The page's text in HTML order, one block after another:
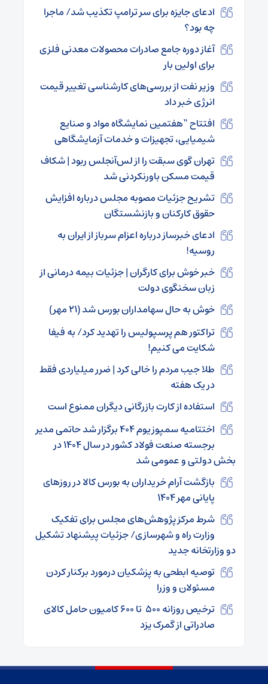
ادعای جایزه برای سر ترامپ تکذیب شد/ ماجرا
چه بود؟
آغاز دوره جامع صادرات محصولات معدنی فلزی
برای اولین بار
وزیر نفت از بررسی‌های کارشناسی تغییر قیمت
انرژی خبر داد
افتتاح “هفتمین نمایشگاه مواد و صنایع
شیمیایی، تجهیزات و خدمات آزمایشگاهی
تهران گوی سبقت را از لس‌آنجلس ربود | شکاف
قیمت مسکن باورنکردنی شد
تشریح جزئیات مصوبه مجلس درباره افزایش
حقوق کارکنان و بازنشستگان
ادعای خبرساز درباره اعزام سرباز از ایران به
روسیه!
خبر خوش برای کارگران | جزئیات بیمه درمانی از
زبان سخنگوی دولت
خوش به حال سهامداران بورس شد (۲۱ مهر)
تراکتور هم پرسپولیس را تهدید کرد/ به فیفا
شکایت می کنیم!
طلا جیب مردم را خالی کرد | ضرر میلیاردی فقط
در یک هفته
استفاده از کارت بازرگانی دیگران ممنوع است
اختتامیه سمپوزیوم ۴۰۴ برگزار شد حاتمی مدیر
برجسته صنعت فولاد کشور در سال ۱۴۰۴ در
بخش دولتی و عمومی شد
بازگشت آرام خریداران به بورس کالا در روزهای
پایانی مهر ۱۴۰۴
شرط مرکز پژوهش‌های مجلس برای تفکیک
وزارت راه و شهرسازی/ جزئیات پیشنهاد تشکیل
دو وزارتخانه جدید
توصیه ابطحی به پزشکیان درمورد برکنار کردن
مسئولان و وزرا
ترخیص روزانه ۵۰۰ تا ۶۰۰ کامیون حامل کالای
صادراتی از گمرک یزد